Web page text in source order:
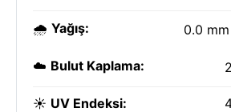
🌧️ Yağış: 0.0 mm
☁️ Bulut Kaplama:
☀️ UV Endeksi: